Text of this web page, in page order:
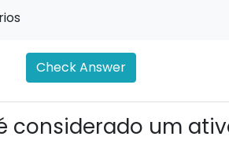
Check Answer
considerado um